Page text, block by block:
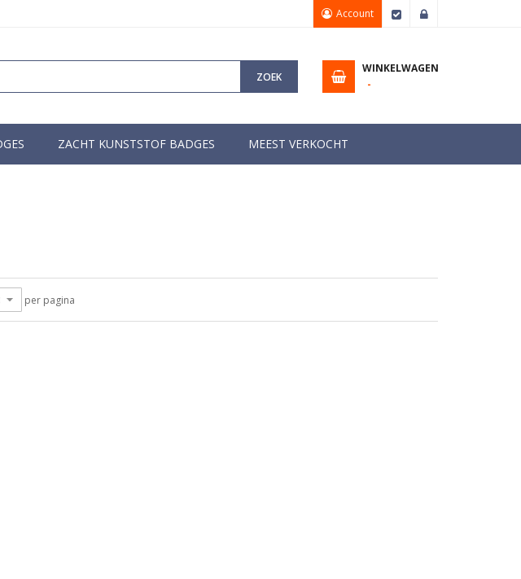
Account Afrekenen
ZOEK
WINKELWAGEN
ZACHT KUNSTSTOF BADGES MEEST VERKOCHT
per pagina